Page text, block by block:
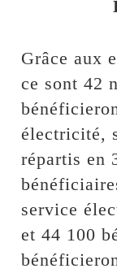
Grâce aux
ce sont 42
électricité,
répartis en
service
et 44 100